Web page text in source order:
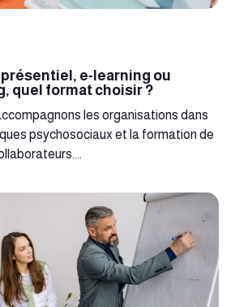
présentiel, e-learning ou
quel format choisir ?
les organisations dans
psychosociaux et la formation de